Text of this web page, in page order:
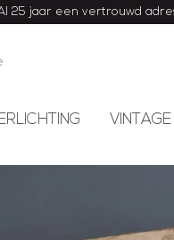
25 jaar een vertrouwd
VINTAGE